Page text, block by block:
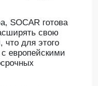
SOCAR готова
свою
что для этого
европейскими